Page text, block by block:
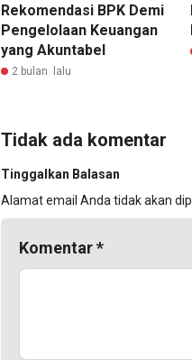
Rekomendasi BPK Demi
Pengelolaan Keuangan
yang Akuntabel
2 bulan lalu
Tidak ada komentar
Tinggalkan Balasan
Alamat email Anda tidak akan
Komentar*